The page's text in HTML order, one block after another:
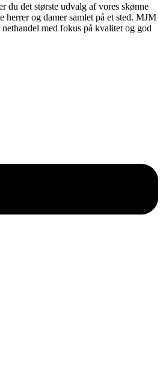
du det største udvalg af vores skønne
herrer og damer samlet på et sted. MJM
med fokus på kvalitet og god